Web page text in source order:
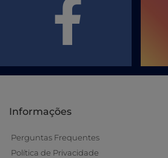
Informações
Perguntas Frequentes
Política de Privacidade